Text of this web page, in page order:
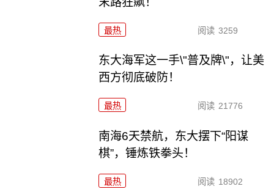
最热 阅读 3259
东大海军这一手\"普及牌\"，让美
西方彻底破防！
最热 阅读 21776
南海6天禁航，东大摆下“阳谋
棋”，锤炼铁拳头！
最热 阅读 18902